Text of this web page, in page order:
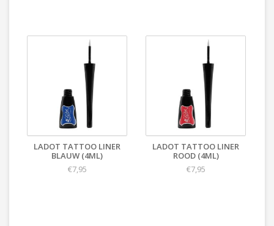
LADOT TATTOO LINER
BLAUW (4ML)
€7,95
LADOT TATTOO LINER
ROOD (4ML)
€7,95